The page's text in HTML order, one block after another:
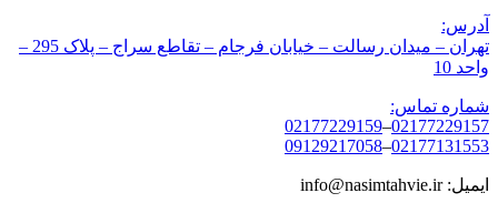
آدرس:
تهران – میدان رسالت – خیابان فرجام – تقاطع سراج – پلاک 295 –
واحد 10
شماره تماس:
02177229157
–
02177229159
02177131553
–
09129217058
ایمیل: info@nasimtahvie.ir